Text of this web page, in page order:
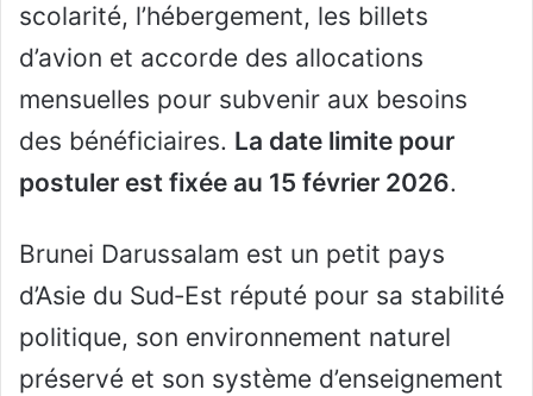
scolarité, l’hébergement, les billets
d’avion et accorde des allocations
mensuelles pour subvenir aux besoins
des bénéficiaires. La date limite pour
postuler est fixée au 15 février 2026.
Brunei Darussalam est un petit pays
d’Asie du Sud‑Est réputé pour sa stabilité
politique, son environnement naturel
préservé et son système d’enseignement